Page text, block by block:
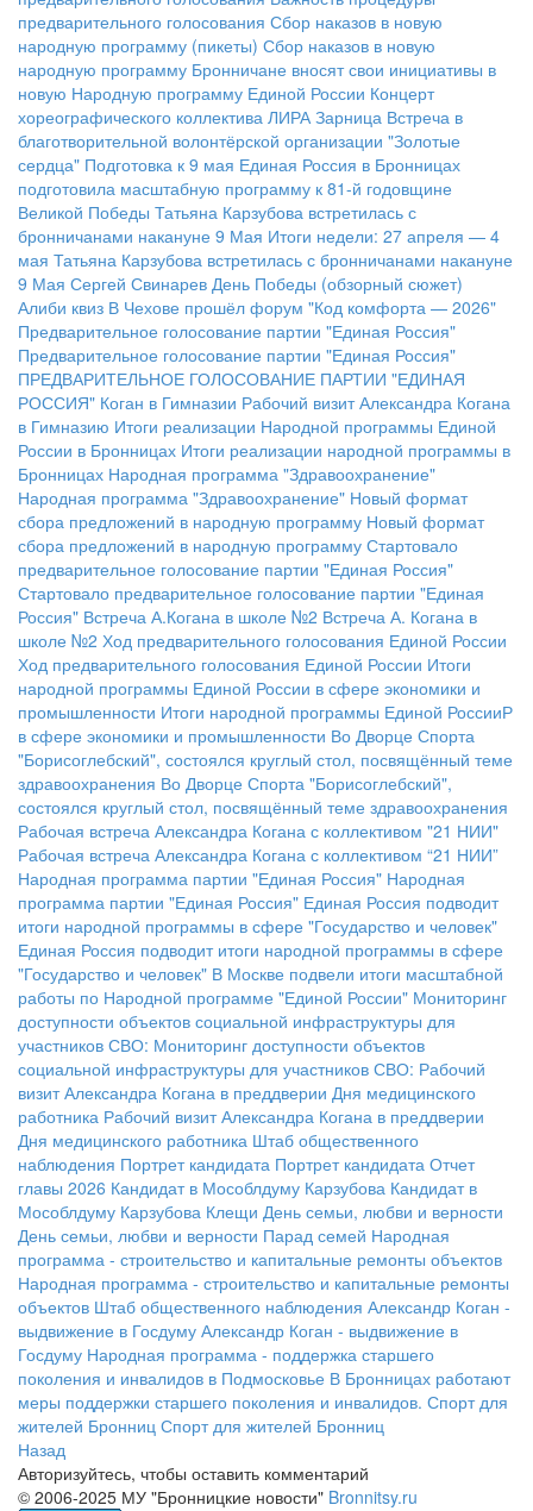
предварительного голосования Сбор наказов в новую
народную программу (пикеты) Сбор наказов в новую
народную программу Бронничане вносят свои инициативы в
новую Народную программу Единой России Концерт
хореографического коллектива ЛИРА Зарница Встреча в
благотворительной волонтёрской организации "Золотые
сердца" Подготовка к 9 мая Единая Россия в Бронницах
подготовила масштабную программу к 81-й годовщине
Великой Победы Татьяна Карзубова встретилась с
бронничанами накануне 9 Мая Итоги недели: 27 апреля — 4
мая Татьяна Карзубова встретилась с бронничанами накануне
9 Мая Сергей Свинарев День Победы (обзорный сюжет)
Алиби квиз В Чехове прошёл форум "Код комфорта — 2026"
Предварительное голосование партии "Единая Россия"
Предварительное голосование партии "Единая Россия"
ПРЕДВАРИТЕЛЬНОЕ ГОЛОСОВАНИЕ ПАРТИИ "ЕДИНАЯ
РОССИЯ" Коган в Гимназии Рабочий визит Александра Когана
в Гимназию Итоги реализации Народной программы Единой
России в Бронницах Итоги реализации народной программы в
Бронницах Народная программа "Здравоохранение"
Народная программа "Здравоохранение" Новый формат
сбора предложений в народную программу Новый формат
сбора предложений в народную программу Стартовало
предварительное голосование партии "Единая Россия"
Стартовало предварительное голосование партии "Единая
Россия" Встреча А.Когана в школе №2 Встреча А. Когана в
школе №2 Ход предварительного голосования Единой России
Ход предварительного голосования Единой России Итоги
народной программы Единой России в сфере экономики и
промышленности Итоги народной программы Единой РоссииР
в сфере экономики и промышленности Во Дворце Спорта
"Борисоглебский", состоялся круглый стол, посвящённый теме
здравоохранения Во Дворце Спорта "Борисоглебский",
состоялся круглый стол, посвящённый теме здравоохранения
Рабочая встреча Александра Когана с коллективом "21 НИИ"
Рабочая встреча Александра Когана с коллективом “21 НИИ”
Народная программа партии "Единая Россия" Народная
программа партии "Единая Россия" Единая Россия подводит
итоги народной программы в сфере "Государство и человек"
Единая Россия подводит итоги народной программы в сфере
"Государство и человек" В Москве подвели итоги масштабной
работы по Народной программе "Единой России" Мониторинг
доступности объектов социальной инфраструктуры для
участников СВО: Мониторинг доступности объектов
социальной инфраструктуры для участников СВО: Рабочий
визит Александра Когана в преддверии Дня медицинского
работника Рабочий визит Александра Когана в преддверии
Дня медицинского работника Штаб общественного
наблюдения Портрет кандидата Портрет кандидата Отчет
главы 2026 Кандидат в Мособлдуму Карзубова Кандидат в
Мособлдуму Карзубова Клещи День семьи, любви и верности
День семьи, любви и верности Парад семей Народная
программа - строительство и капитальные ремонты объектов
Народная программа - строительство и капитальные ремонты
объектов Штаб общественного наблюдения Александр Коган -
выдвижение в Госдуму Александр Коган - выдвижение в
Госдуму Народная программа - поддержка старшего
поколения и инвалидов в Подмосковье В Бронницах работают
меры поддержки старшего поколения и инвалидов. Спорт для
жителей Бронниц Спорт для жителей Бронниц
Назад
Авторизуйтесь, чтобы оставить комментарий
© 2006-2025 МУ "Бронницкие новости" Bronnitsy.ru